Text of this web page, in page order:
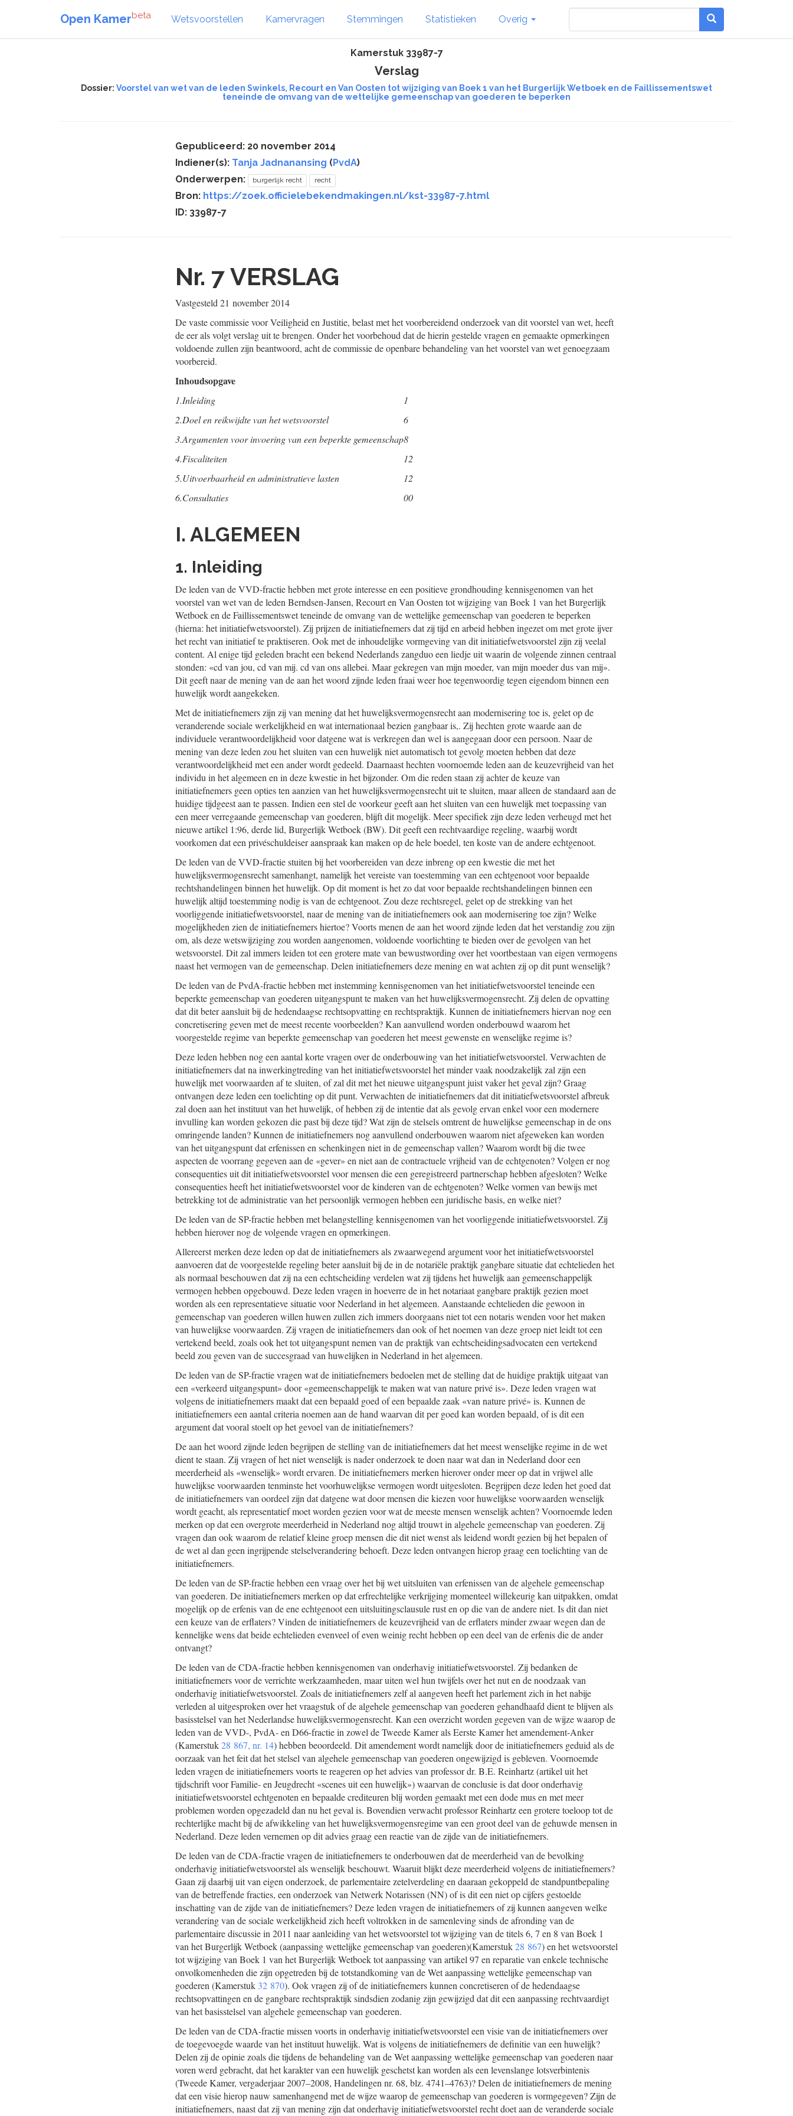
Open Kamerbeta Wetsvoorstellen Kamervragen Stemmingen Statistieken Overig
Kamerstuk 33987-7
Verslag
Dossier: Voorstel van wet van de leden Swinkels, Recourt en Van Oosten tot wijziging van Boek 1 van het Burgerlijk Wetboek en de Faillissementswet
teneinde de omvang van de wettelijke gemeenschap van goederen te beperken
Gepubliceerd: 20 november 2014
Indiener(s): Tanja Jadnanansing (PvdA)
Onderwerpen:
burgerlijk recht recht
Bron: https://zoek.officielebekendmakingen.nl/kst-33987-7.html
ID: 33987-7
Nr. 7VERSLAG
Vastgesteld 21 november 2014
De vaste commissie voor Veiligheid en Justitie, belast met het voorbereidend onderzoek van dit voorstel van wet, heeft
de eer als volgt verslag uit te brengen. Onder het voorbehoud dat de hierin gestelde vragen en gemaakte opmerkingen
voldoende zullen zijn beantwoord, acht de commissie de openbare behandeling van het voorstel van wet genoegzaam
voorbereid.
Inhoudsopgave
1.Inleiding
1
2.Doel en reikwijdte van het wetsvoorstel
6
3.Argumenten voor invoering van een beperkte gemeenschap8
4.Fiscaliteiten
12
5.Uitvoerbaarheid en administratieve lasten
12
6.Consultaties 00
I. ALGEMEEN
1. Inleiding
De leden van de VVD-fractie hebben met grote interesse en een positieve grondhouding kennisgenomen van het
voorstel van wet van de leden Berndsen-Jansen, Recourt en Van Oosten tot wijziging van Boek 1 van het Burgerlijk
Wetboek en de Faillissementswet teneinde de omvang van de wettelijke gemeenschap van goederen te beperken
(hierna: het initiatiefwetsvoorstel). Zij prijzen de initiatiefnemers dat zij tijd en arbeid hebben ingezet om met grote ijver
het recht van initiatief te praktiseren. Ook met de inhoudelijke vormgeving van dit initiatiefwetsvoorstel zijn zij veelal
content. Al enige tijd geleden bracht een bekend Nederlands zangduo een liedje uit waarin de volgende zinnen centraal
stonden: «cd van jou, cd van mij. cd van ons allebei. Maar gekregen van mijn moeder, van mijn moeder dus van mij».
Dit geeft naar de mening van de aan het woord zijnde leden fraai weer hoe tegenwoordig tegen eigendom binnen een
huwelijk wordt aangekeken.
Met de initiatiefnemers zijn zij van mening dat het huwelijksvermogensrecht aan modernisering toe is, gelet op de
veranderende sociale werkelijkheid en wat internationaal bezien gangbaar is,. Zij hechten grote waarde aan de
individuele verantwoordelijkheid voor datgene wat is verkregen dan wel is aangegaan door een persoon. Naar de
mening van deze leden zou het sluiten van een huwelijk niet automatisch tot gevolg moeten hebben dat deze
verantwoordelijkheid met een ander wordt gedeeld. Daarnaast hechten voornoemde leden aan de keuzevrijheid van het
individu in het algemeen en in deze kwestie in het bijzonder. Om die reden staan zij achter de keuze van
initiatiefnemers geen opties ten aanzien van het huwelijksvermogensrecht uit te sluiten, maar alleen de standaard aan de
huidige tijdgeest aan te passen. Indien een stel de voorkeur geeft aan het sluiten van een huwelijk met toepassing van
een meer verregaande gemeenschap van goederen, blijft dit mogelijk. Meer specifiek zijn deze leden verheugd met het
nieuwe artikel 1:96, derde lid, Burgerlijk Wetboek (BW). Dit geeft een rechtvaardige regeling, waarbij wordt
voorkomen dat een privéschuldeiser aanspraak kan maken op de hele boedel, ten koste van de andere echtgenoot.
De leden van de VVD-fractie stuiten bij het voorbereiden van deze inbreng op een kwestie die met het
huwelijksvermogensrecht samenhangt, namelijk het vereiste van toestemming van een echtgenoot voor bepaalde
rechtshandelingen binnen het huwelijk. Op dit moment is het zo dat voor bepaalde rechtshandelingen binnen een
huwelijk altijd toestemming nodig is van de echtgenoot. Zou deze rechtsregel, gelet op de strekking van het
voorliggende initiatiefwetsvoorstel, naar de mening van de initiatiefnemers ook aan modernisering toe zijn? Welke
mogelijkheden zien de initiatiefnemers hiertoe? Voorts menen de aan het woord zijnde leden dat het verstandig zou zijn
om, als deze wetswijziging zou worden aangenomen, voldoende voorlichting te bieden over de gevolgen van het
wetsvoorstel. Dit zal immers leiden tot een grotere mate van bewustwording over het voortbestaan van eigen vermogens
naast het vermogen van de gemeenschap. Delen initiatiefnemers deze mening en wat achten zij op dit punt wenselijk?
De leden van de PvdA-fractie hebben met instemming kennisgenomen van het initiatiefwetsvoorstel teneinde een
beperkte gemeenschap van goederen uitgangspunt te maken van het huwelijksvermogensrecht. Zij delen de opvatting
dat dit beter aansluit bij de hedendaagse rechtsopvatting en rechtspraktijk. Kunnen de initiatiefnemers hiervan nog een
concretisering geven met de meest recente voorbeelden? Kan aanvullend worden onderbouwd waarom het
voorgestelde regime van beperkte gemeenschap van goederen het meest gewenste en wenselijke regime is?
Deze leden hebben nog een aantal korte vragen over de onderbouwing van het initiatiefwetsvoorstel. Verwachten de
initiatiefnemers dat na inwerkingtreding van het initiatiefwetsvoorstel het minder vaak noodzakelijk zal zijn een
huwelijk met voorwaarden af te sluiten, of zal dit met het nieuwe uitgangspunt juist vaker het geval zijn? Graag
ontvangen deze leden een toelichting op dit punt. Verwachten de initiatiefnemers dat dit initiatiefwetsvoorstel afbreuk
zal doen aan het instituut van het huwelijk, of hebben zij de intentie dat als gevolg ervan enkel voor een modernere
invulling kan worden gekozen die past bij deze tijd? Wat zijn de stelsels omtrent de huwelijkse gemeenschap in de ons
omringende landen? Kunnen de initiatiefnemers nog aanvullend onderbouwen waarom niet afgeweken kan worden
van het uitgangspunt dat erfenissen en schenkingen niet in de gemeenschap vallen? Waarom wordt bij die twee
aspecten de voorrang gegeven aan de «gever» en niet aan de contractuele vrijheid van de echtgenoten? Volgen er nog
consequenties uit dit initiatiefwetsvoorstel voor mensen die een geregistreerd partnerschap hebben afgesloten? Welke
consequenties heeft het initiatiefwetsvoorstel voor de kinderen van de echtgenoten? Welke vormen van bewijs met
betrekking tot de administratie van het persoonlijk vermogen hebben een juridische basis, en welke niet?
De leden van de SP-fractie hebben met belangstelling kennisgenomen van het voorliggende initiatiefwetsvoorstel. Zij
hebben hierover nog de volgende vragen en opmerkingen.
Allereerst merken deze leden op dat de initiatiefnemers als zwaarwegend argument voor het initiatiefwetsvoorstel
aanvoeren dat de voorgestelde regeling beter aansluit bij de in de notariële praktijk gangbare situatie dat echtelieden het
als normaal beschouwen dat zij na een echtscheiding verdelen wat zij tijdens het huwelijk aan gemeenschappelijk
vermogen hebben opgebouwd. Deze leden vragen in hoeverre de in het notariaat gangbare praktijk gezien moet
worden als een representatieve situatie voor Nederland in het algemeen. Aanstaande echtelieden die gewoon in
gemeenschap van goederen willen huwen zullen zich immers doorgaans niet tot een notaris wenden voor het maken
van huwelijkse voorwaarden. Zij vragen de initiatiefnemers dan ook of het noemen van deze groep niet leidt tot een
vertekend beeld, zoals ook het tot uitgangspunt nemen van de praktijk van echtscheidingsadvocaten een vertekend
beeld zou geven van de succesgraad van huwelijken in Nederland in het algemeen.
De leden van de SP-fractie vragen wat de initiatiefnemers bedoelen met de stelling dat de huidige praktijk uitgaat van
een «verkeerd uitgangspunt» door «gemeenschappelijk te maken wat van nature privé is». Deze leden vragen wat
volgens de initiatiefnemers maakt dat een bepaald goed of een bepaalde zaak «van nature privé» is. Kunnen de
initiatiefnemers een aantal criteria noemen aan de hand waarvan dit per goed kan worden bepaald, of is dit een
argument dat vooral stoelt op het gevoel van de initiatiefnemers?
De aan het woord zijnde leden begrijpen de stelling van de initiatiefnemers dat het meest wenselijke regime in de wet
dient te staan. Zij vragen of het niet wenselijk is nader onderzoek te doen naar wat dan in Nederland door een
meerderheid als «wenselijk» wordt ervaren. De initiatiefnemers merken hierover onder meer op dat in vrijwel alle
huwelijkse voorwaarden tenminste het voorhuwelijkse vermogen wordt uitgesloten. Begrijpen deze leden het goed dat
de initiatiefnemers van oordeel zijn dat datgene wat door mensen die kiezen voor huwelijkse voorwaarden wenselijk
wordt geacht, als representatief moet worden gezien voor wat de meeste mensen wenselijk achten? Voornoemde leden
merken op dat een overgrote meerderheid in Nederland nog altijd trouwt in algehele gemeenschap van goederen. Zij
vragen dan ook waarom de relatief kleine groep mensen die dit niet wenst als leidend wordt gezien bij het bepalen of
de wet al dan geen ingrijpende stelselverandering behoeft. Deze leden ontvangen hierop graag een toelichting van de
initiatiefnemers.
De leden van de SP-fractie hebben een vraag over het bij wet uitsluiten van erfenissen van de algehele gemeenschap
van goederen. De initiatiefnemers merken op dat erfrechtelijke verkrijging momenteel willekeurig kan uitpakken, omdat
mogelijk op de erfenis van de ene echtgenoot een uitsluitingsclausule rust en op die van de andere niet. Is dit dan niet
een keuze van de erflaters? Vinden de initiatiefnemers de keuzevrijheid van de erflaters minder zwaar wegen dan de
kennelijke wens dat beide echtelieden evenveel of even weinig recht hebben op een deel van de erfenis die de ander
ontvangt?
De leden van de CDA-fractie hebben kennisgenomen van onderhavig initiatiefwetsvoorstel. Zij bedanken de
initiatiefnemers voor de verrichte werkzaamheden, maar uiten wel hun twijfels over het nut en de noodzaak van
onderhavig initiatiefwetsvoorstel. Zoals de initiatiefnemers zelf al aangeven heeft het parlement zich in het nabije
verleden al uitgesproken over het vraagstuk of de algehele gemeenschap van goederen gehandhaafd dient te blijven als
basisstelsel van het Nederlandse huwelijksvermogensrecht. Kan een overzicht worden gegeven van de wijze waarop de
leden van de VVD-, PvdA- en D66-fractie in zowel de Tweede Kamer als Eerste Kamer het amendement-Anker
(Kamerstuk28 867, nr. 14) hebben beoordeeld. Dit amendement wordt namelijk door de initiatiefnemers geduid als de
oorzaak van het feit dat het stelsel van algehele gemeenschap van goederen ongewijzigd is gebleven. Voornoemde
leden vragen de initiatiefnemers voorts te reageren op het advies van professor dr. B.E. Reinhartz (artikel uit het
tijdschrift voor Familie- en Jeugdrecht «scenes uit een huwelijk») waarvan de conclusie is dat door onderhavig
initiatiefwetsvoorstel echtgenoten en bepaalde crediteuren blij worden gemaakt met een dode mus en met meer
problemen worden opgezadeld dan nu het geval is. Bovendien verwacht professor Reinhartz een grotere toeloop tot de
rechterlijke macht bij de afwikkeling van het huwelijksvermogensregime van een groot deel van de gehuwde mensen in
Nederland. Deze leden vernemen op dit advies graag een reactie van de zijde van de initiatiefnemers.
De leden van de CDA-fractie vragen de initiatiefnemers te onderbouwen dat de meerderheid van de bevolking
onderhavig initiatiefwetsvoorstel als wenselijk beschouwt. Waaruit blijkt deze meerderheid volgens de initiatiefnemers?
Gaan zij daarbij uit van eigen onderzoek, de parlementaire zetelverdeling en daaraan gekoppeld de standpuntbepaling
van de betreffende fracties, een onderzoek van Netwerk Notarissen (NN) of is dit een niet op cijfers gestoelde
inschatting van de zijde van de initiatiefnemers? Deze leden vragen de initiatiefnemers of zij kunnen aangeven welke
verandering van de sociale werkelijkheid zich heeft voltrokken in de samenleving sinds de afronding van de
parlementaire discussie in 2011 naar aanleiding van het wetsvoorstel tot wijziging van de titels 6, 7 en 8 van Boek 1
van het Burgerlijk Wetboek (aanpassing wettelijke gemeenschap van goederen)(Kamerstuk28 867) en het wetsvoorstel
tot wijziging van Boek 1 van het Burgerlijk Wetboek tot aanpassing van artikel 97 en reparatie van enkele technische
onvolkomenheden die zijn opgetreden bij de totstandkoming van de Wet aanpassing wettelijke gemeenschap van
goederen (Kamerstuk 32 870). Ook vragen zij of de initiatiefnemers kunnen concretiseren of de hedendaagse
rechtsopvattingen en de gangbare rechtspraktijk sindsdien zodanig zijn gewijzigd dat dit een aanpassing rechtvaardigt
van het basisstelsel van algehele gemeenschap van goederen.
De leden van de CDA-fractie missen voorts in onderhavig initiatiefwetsvoorstel een visie van de initiatiefnemers over
de toegevoegde waarde van het instituut huwelijk. Wat is volgens de initiatiefnemers de definitie van een huwelijk?
Delen zij de opinie zoals die tijdens de behandeling van de Wet aanpassing wettelijke gemeenschap van goederen naar
voren werd gebracht, dat het karakter van een huwelijk geschetst kan worden als een levenslange lotsverbintenis
(Tweede Kamer, vergaderjaar 2007–2008, Handelingen nr. 68, blz. 4741–4763)? Delen de initiatiefnemers de mening
dat een visie hierop nauw samenhangend met de wijze waarop de gemeenschap van goederen is vormgegeven? Zijn de
initiatiefnemers, naast dat zij van mening zijn dat onderhavig initiatiefwetsvoorstel recht doet aan de veranderde sociale